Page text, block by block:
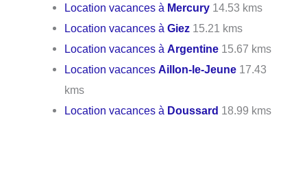
Location vacances à Mercury 14.53 kms
Location vacances àGiez 15.21 kms
Location vacances à Argentine 15.67 kms
Location vacances Aillon-le-Jeune 17.43
kms
Location vacances à Doussard 18.99 kms